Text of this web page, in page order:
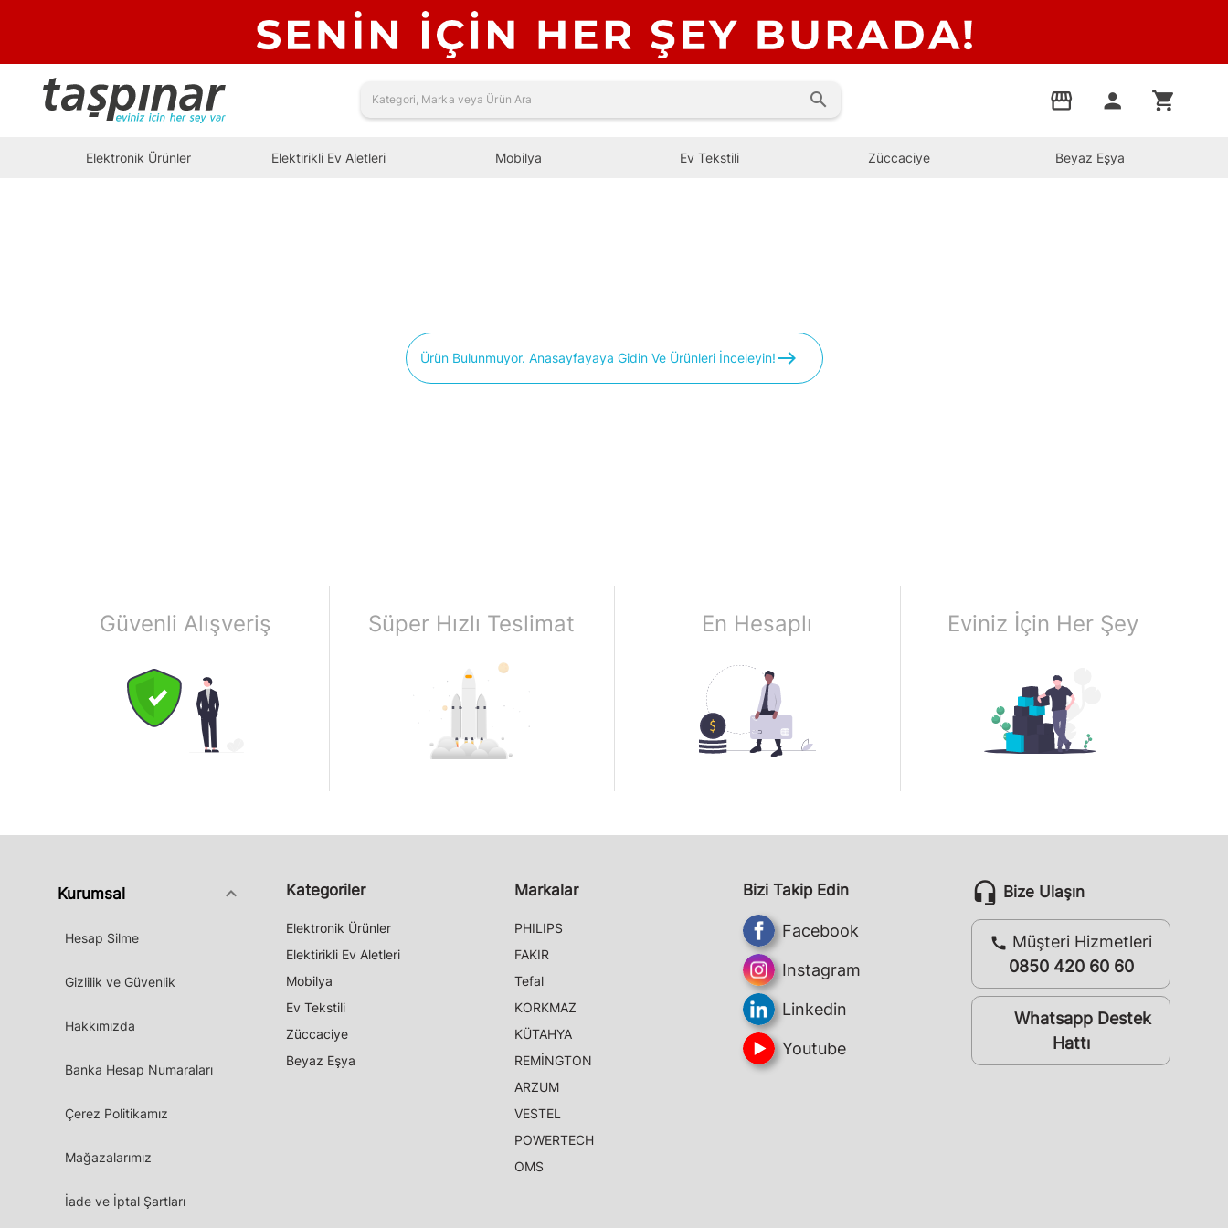
search storefront person shopping_cart
Elektronik Ürünler Elektirikli Ev Aletleri Mobilya Ev Tekstili Züccaciye Beyaz Eşya
Ürün Bulunmuyor. Anasayfayaya Gidin Ve Ürünleri İnceleyin!easts
Güvenli Alışveriş Süper Hızlı Teslimat En Hesaplı Eviniz İçin Her Şey
Kurumsal keyboard_arrow_down
Hesap Silme
Gizlilik ve Güvenlik
Hakkımızda
Banka Hesap Numaraları
Çerez Politikamız
Mağazalarımız
İade ve İptal Şartları
Kategoriler
Elektronik Ürünler
Elektirikli Ev Aletleri
Mobilya
Ev Tekstili
Züccaciye
Beyaz Eşya
Markalar
PHILIPS
FAKIR
Tefal
KORKMAZ
KÜTAHYA
REMİNGTON
ARZUM
VESTEL
POWERTECH
OMS
Bizi Takip Edin
Facebook
Instagram
Linkedin
Youtube
headset_mic Bize Ulaşın
call Müşteri Hizmetleri
0850 420 60 60
whatsappWhatsapp Destek
Hattı